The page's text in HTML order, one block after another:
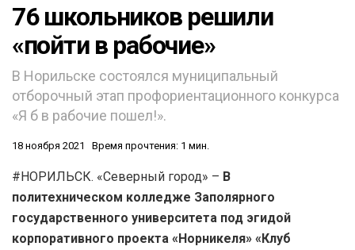
76 школьников решили
«пойти в рабочие»
В Норильске состоялся муниципальный
отборочный этап профориентационного конкурса
«Я б в рабочие пошел!».
18 ноября 2021 Время прочтения: 1 мин.
#НОРИЛЬСК. «Северный город» – В
политехническом колледже Заполярного
государственного университета под эгидой
корпоративного проекта «Норникеля» «Клуб